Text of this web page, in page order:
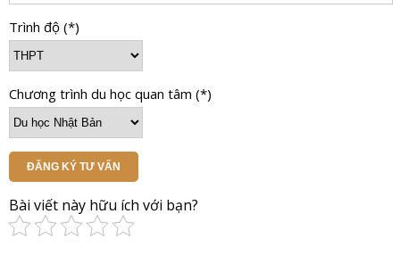
Trình độ (*)
Chương trình du học quan tâm (*)
ĐĂNG KÝ TƯ VẤN
Bài viết này hữu ích với bạn?